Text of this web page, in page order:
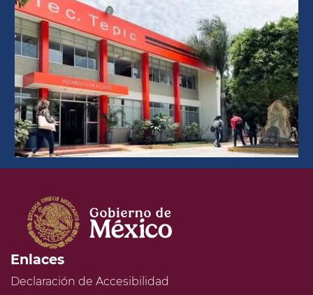
Enlaces
Declaración de Accesibilidad